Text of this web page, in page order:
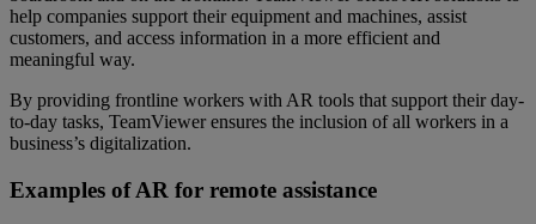
help companies support their equipment and machines, assist
customers, and access information in a more efficient and
meaningful way.
By providing frontline workers with AR tools that support their day-
to-day tasks, TeamViewer ensures the inclusion of all workers in a
business’s digitalization.
Examples of AR for remote assistance